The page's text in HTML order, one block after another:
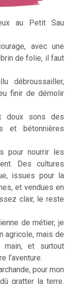
au Petit Sau
avec une
de folie, il faut
débroussailler,
finir de démolir
doux sons des
et bétonnières
pour nourrir les
Des cultures
issues pour la
et vendues en
clair, le reste
de métier, je
agricole, mais de
et surtout
l’aventure.
pour mon
gratter la terre.